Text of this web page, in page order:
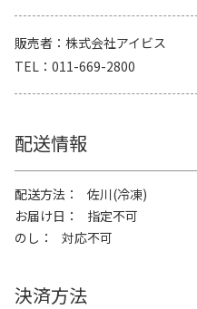
販売者
株式会社アイビス
TEL
011-669-2800
配送情報
配送方法
佐川(冷凍)
お届け日
指定不可
のし
対応不可
決済方法